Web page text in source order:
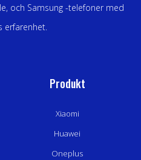
och Samsung -telefoner med
erfarenhet.
Produkt
Xiaomi
Huawei
Oneplus